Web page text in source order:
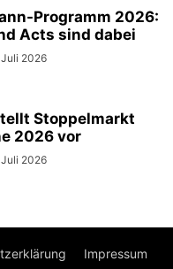
Programm 2026:
Acts sind dabei
Juli 2026
Stoppelmarkt
2026 vor
Juli 2026
Impressum